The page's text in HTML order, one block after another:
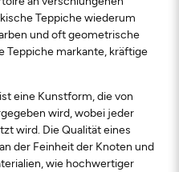
Teppiche wiederum
und oft geometrische
Teppiche markante, kräftige
eine Kunstform, die von
wird, wobei jeder
wird. Die Qualität eines
der Feinheit der Knoten und
wie hochwertiger